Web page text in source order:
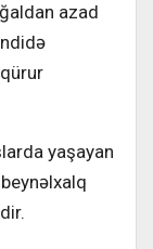
azad
yaşayan